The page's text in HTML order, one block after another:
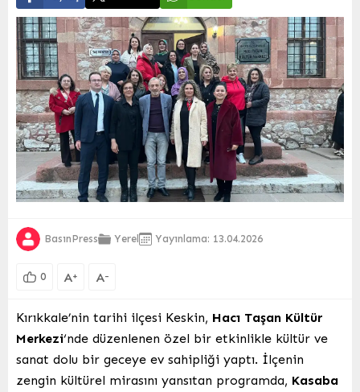
BasınPress Yerel Yayınlama: 13.04.2026
0 A+ A-
Kırıkkale’nin tarihi ilçesi Keskin, Hacı Taşan Kültür
Merkezi‘nde düzenlenen özel bir etkinlikle kültür ve
sanat dolu bir geceye ev sahipliği yaptı. İlçenin
zengin kültürel mirasını yansıtan programda, Kasaba